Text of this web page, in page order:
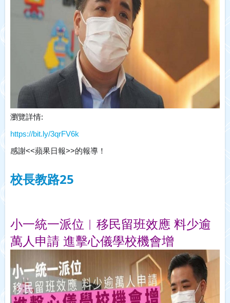
瀏覽詳情:
https://bit.ly/3qrFV6k
感謝<<蘋果日報>>的報導！
校長教路25
小一統一派位︱移民留班效應 料少逾
萬人申請 進擊心儀學校機會增